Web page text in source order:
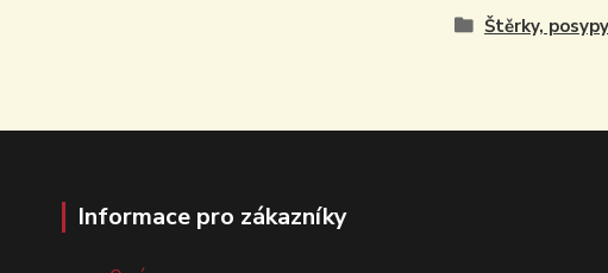
Štěrky,
Informace pro zákazníky